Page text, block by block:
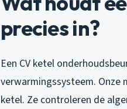
precies in?
Een CV ketel
verwarmingssysteem. Onze
ketel. Ze controleren de